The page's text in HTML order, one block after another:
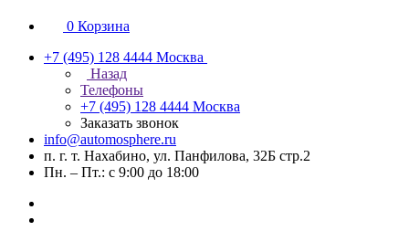
0 Корзина
+7 (495) 128 4444 Москва
Назад
Телефоны
+7 (495) 128 4444 Москва
Заказать звонок
info@automosphere.ru
п. г. т. Нахабино, ул. Панфилова, 32Б стр.2
Пн. – Пт.: с 9:00 до 18:00